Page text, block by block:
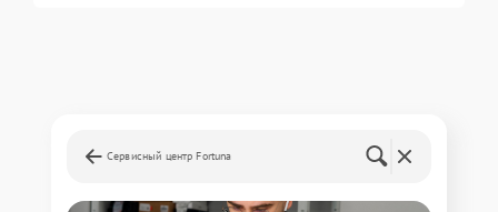
Сервисный центр Fortuna